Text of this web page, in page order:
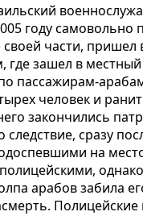
году самовольно
части, пришел
зашел в местный
пассажирам-
человек и
закончились
следствие, сразу
на
однако
арабов забила